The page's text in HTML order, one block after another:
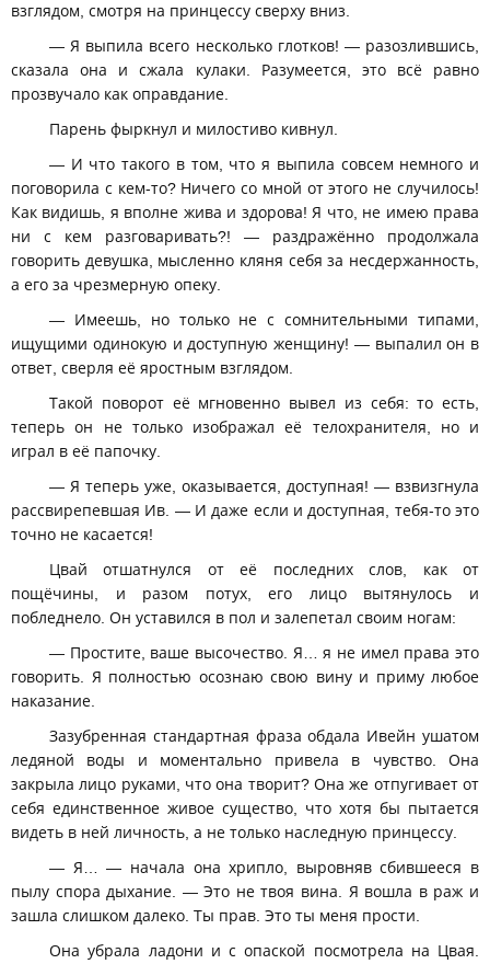
взглядом, смотря на принцессу сверху вниз.
— Я выпила всего несколько глотков! — разозлившись,
сказала она и сжала кулаки. Разумеется, это всё равно
прозвучало как оправдание.
Парень фыркнул и милостиво кивнул.
— И что такого в том, что я выпила совсем немного и
поговорила с кем-то? Ничего со мной от этого не случилось!
Как видишь, я вполне жива и здорова! Я что, не имею права
ни с кем разговаривать?! — раздражённо продолжала
говорить девушка, мысленно кляня себя за несдержанность,
а его за чрезмерную опеку.
— Имеешь, но только не с сомнительными типами,
ищущими одинокую и доступную женщину! — выпалил он в
ответ, сверля её яростным взглядом.
Такой поворот её мгновенно вывел из себя: то есть,
теперь он не только изображал её телохранителя, но и
играл в её папочку.
— Я теперь уже, оказывается, доступная! — взвизгнула
рассвирепевшая Ив. — И даже если и доступная, тебя-то это
точно не касается!
Цвай отшатнулся от её последних слов, как от
пощёчины, и разом потух, его лицо вытянулось и
побледнело. Он уставился в пол и залепетал своим ногам:
— Простите, ваше высочество. Я… я не имел права это
говорить. Я полностью осознаю свою вину и приму любое
наказание.
Зазубренная стандартная фраза обдала Ивейн ушатом
ледяной воды и моментально привела в чувство. Она
закрыла лицо руками, что она творит? Она же отпугивает от
себя единственное живое существо, что хотя бы пытается
видеть в ней личность, а не только наследную принцессу.
— Я… — начала она хрипло, выровняв сбившееся в
пылу спора дыхание. — Это не твоя вина. Я вошла в раж и
зашла слишком далеко. Ты прав. Это ты меня прости.
Она убрала ладони и с опаской посмотрела на Цвая.